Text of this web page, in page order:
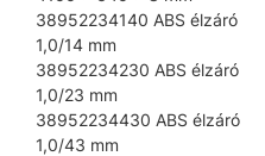
38952234140 ABS élzáró
1,0/14 mm
38952234230 ABS élzáró
1,0/23 mm
38952234430 ABS élzáró
1,0/43 mm